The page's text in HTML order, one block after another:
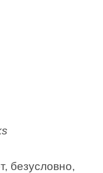
безусловно,